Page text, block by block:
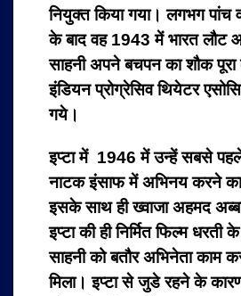
नियुक्त किया गया। लगभग पांच
के बाद वह 1943 में भारत लौट
साहनी अपने बचपन का शौक
इंडियन प्रोग्रेसिव थियेटर
गये।
इप्टा में 1946 में उन्हें सबसे
नाटक इंसाफ में अभिनय करने का
इसके साथ ही ख्वाजा अहमद
इप्टा की ही निर्मित फिल्मधरती
साहनी को बतौर अभिनेता काम
मिला। इप्टा से जुडे रहने के